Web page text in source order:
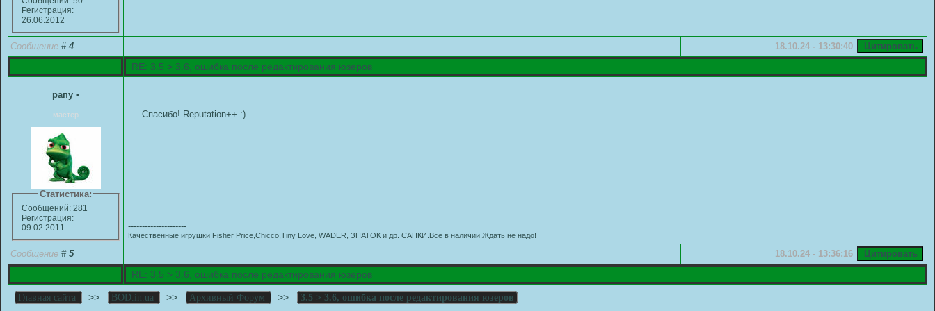
Регистрация:
26.06.2012
Сообщение # 4 18.10.24 - 13:30:40
RE: 3.5 > 3.6, ошибка после редактирования юзеров
рапу •
мастер
Статистика:
Сообщений: 281
Регистрация:
09.02.2011
Спасибо! Reputation++ :)
---------------------
Качественные игрушки Fisher Price,Chicco,Tiny Love, WADER, ЗНАТОК и др. САНКИ.Все в наличии.Ждать не надо!
Сообщение # 5 18.10.24 - 13:36:16
RE: 3.5 > 3.6, ошибка после редактирования юзеров
Главная сайта >> BOD.in.ua >> Архивный Форум >> 3.5 > 3.6, ошибка после редактирования юзеров